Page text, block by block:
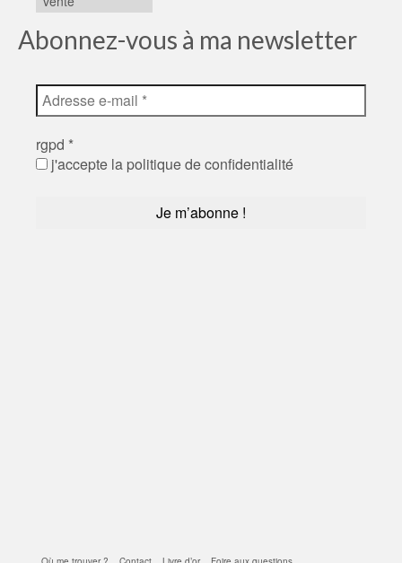
Abonnez-vous à ma newsletter
rgpd *
j'accepte la politique de confidentialité